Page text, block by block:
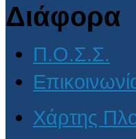
Διάφορα
Π.Ο.Σ.Σ.
Χάρτης